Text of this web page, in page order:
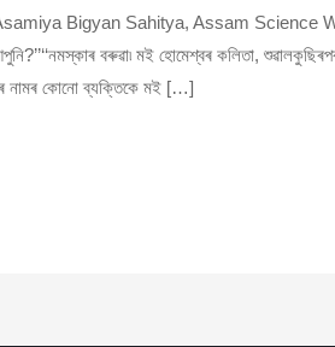
Bigyan Sahitya, Assam Science
বৰুৱা৷ মই হোমেশ্বৰ কলিতা,
নামৰ কোনো ব্যক্তিকে মই […]